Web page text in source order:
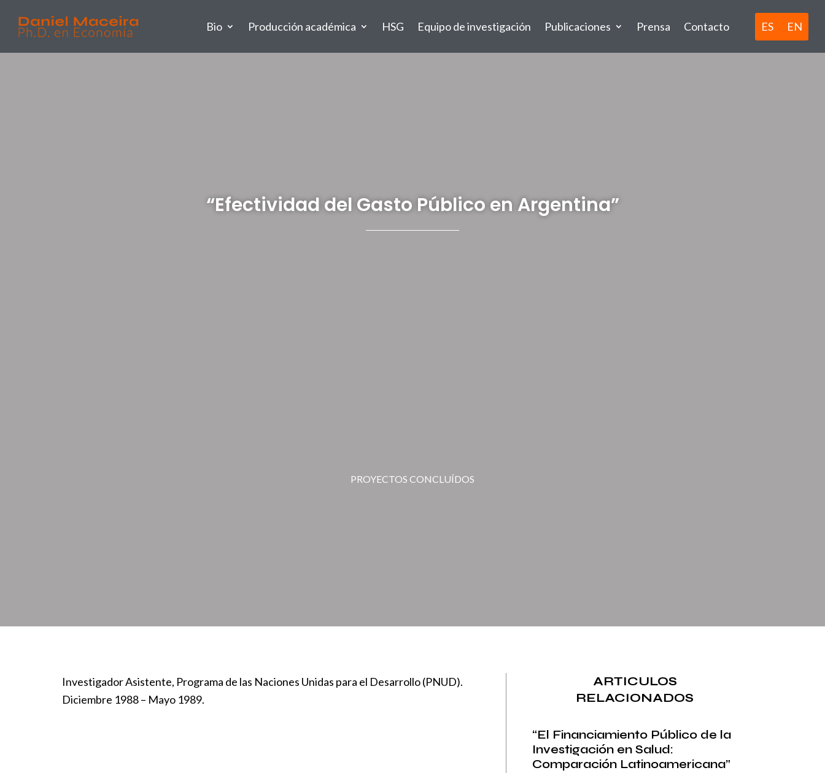
Bio Producción académica HSG Equipo de investigación Publicaciones Prensa Contacto ES EN
“Efectividad del Gasto Público en Argentina”
PROYECTOS CONCLUÍDOS
Investigador Asistente, Programa de las Naciones Unidas para el Desarrollo (PNUD).
Diciembre 1988 – Mayo 1989.
ARTICULOS
RELACIONADOS
“El Financiamiento Público de la
Investigación en Salud:
Comparación Latinoamericana”